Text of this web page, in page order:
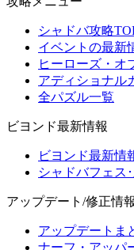
シャドバ攻略
イベントの最新
ヒーローズ・オ
アディショナル
全パズル一覧
ビヨンド最新情報
ビヨンド最新情
シャドバフェス
アップデート/修正情報
アップデートま
ナーフ・アッパ